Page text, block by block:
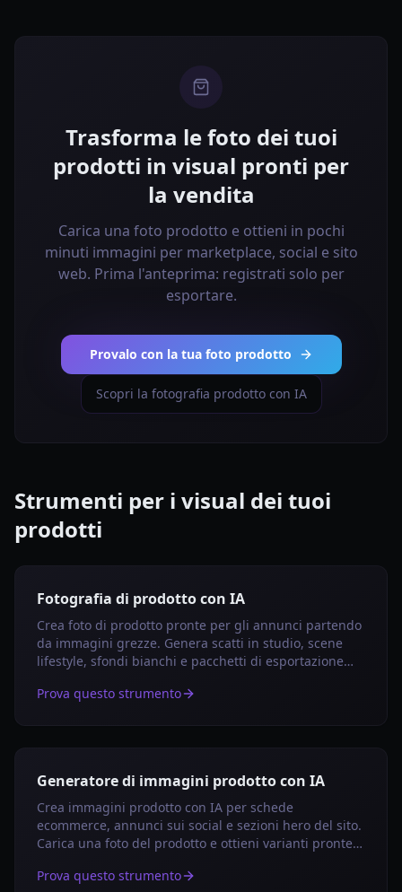
Trasforma le foto dei tuoi
prodotti in visual pronti per
la vendita
Carica una foto prodotto e ottieni in pochi
minuti immagini per marketplace, social e sito
web. Prima l'anteprima: registrati solo per
esportare.
Provalo con la tua foto prodotto
Scopri la fotografia prodotto con IA
Strumenti per i visual dei tuoi
prodotti
Fotografia di prodotto con IA
Crea foto di prodotto pronte per gli annunci partendo
da immagini grezze. Genera scatti in studio, scene
lifestyle, sfondi bianchi e pacchetti di esportazione
Prova questo strumento
Generatore di immagini prodotto con IA
Crea immagini prodotto con IA per schede
ecommerce, annunci sui social e sezioni hero del sito.
Carica una foto del prodotto e ottieni varianti pronte
Prova questo strumento